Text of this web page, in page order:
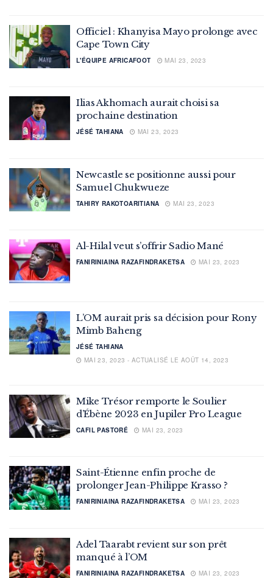
Officiel : Khanyisa Mayo prolonge avec
Cape Town City
L'ÉQUIPE AFRICAFOOT MAI 23, 2023
Ilias Akhomach aurait choisi sa
prochaine destination
JÉSÉ TAHIANA MAI 23, 2023
Newcastle se positionne aussi pour
Samuel Chukwueze
TAHIRY RAKOTOARITIANA MAI 23, 2023
Al-Hilal veut s’offrir Sadio Mané
FANIRINIAINA RAZAFINDRAKETSA MAI 23, 2023
L’OM aurait pris sa décision pour Rony
Mimb Baheng
JÉSÉ TAHIANA
MAI 23, 2023 - ACTUALISÉ LE AOÛT 14, 2023
Mike Trésor remporte le Soulier
d’Ébène 2023 en Jupiler Pro League
CAFIL PASTORÉ MAI 23, 2023
Saint-Étienne enfin proche de
prolonger Jean-Philippe Krasso ?
FANIRINIAINA RAZAFINDRAKETSA MAI 23, 2023
Adel Taarabt revient sur son prêt
manqué à l’OM
FANIRINIAINA RAZAFINDRAKETSA MAI 23, 2023